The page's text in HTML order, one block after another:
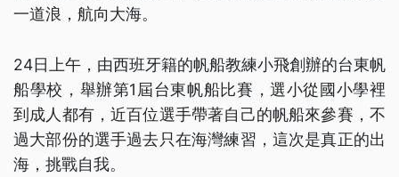
一道浪，航向大海。
24日上午，由西班牙籍的帆船教練小飛創辦的台東帆
船學校，舉辦第1屆台東帆船比賽，選小從國小學裡
到成人都有，近百位選手帶著自己的帆船來參賽，不
過大部份的選手過去只在海灣練習，這次是真正的出
海，挑戰自我。